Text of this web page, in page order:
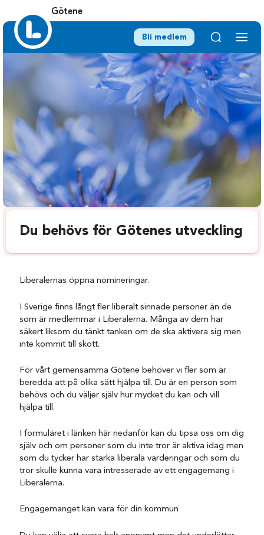
Götene
Bli medlem
Du behövs för Götenes utveckling
Liberalernas öppna nomineringar.
I Sverige finns långt fler liberalt sinnade personer än de
som är medlemmar i Liberalerna. Många av dem har
säkert liksom du tänkt tanken om de ska aktivera sig men
inte kommit till skott.
För vårt gemensamma Götene behöver vi fler som är
beredda att på olika sätt hjälpa till. Du är en person som
behövs och du väljer själv hur mycket du kan och vill
hjälpa till.
I formuläret i länken här nedanför kan du tipsa oss om dig
själv och om personer som du inte tror är aktiva idag men
som du tycker har starka liberala värderingar och som du
tror skulle kunna vara intresserade av ett engagemang i
Liberalerna.
Engagemanget kan vara för din kommun